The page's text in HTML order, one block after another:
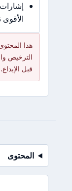
الأقوى
هذا
الترخيص
قبل الإيداع.
المحتوى